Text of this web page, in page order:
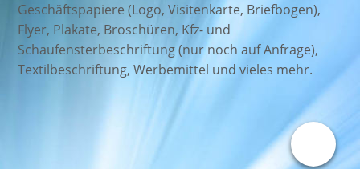
Geschäftspapiere (Logo, Visitenkarte, Briefbogen),
Flyer, Plakate, Broschüren, Kfz- und
Schaufensterbeschriftung (nur noch auf Anfrage),
Textilbeschriftung, Werbemittel und vieles mehr.